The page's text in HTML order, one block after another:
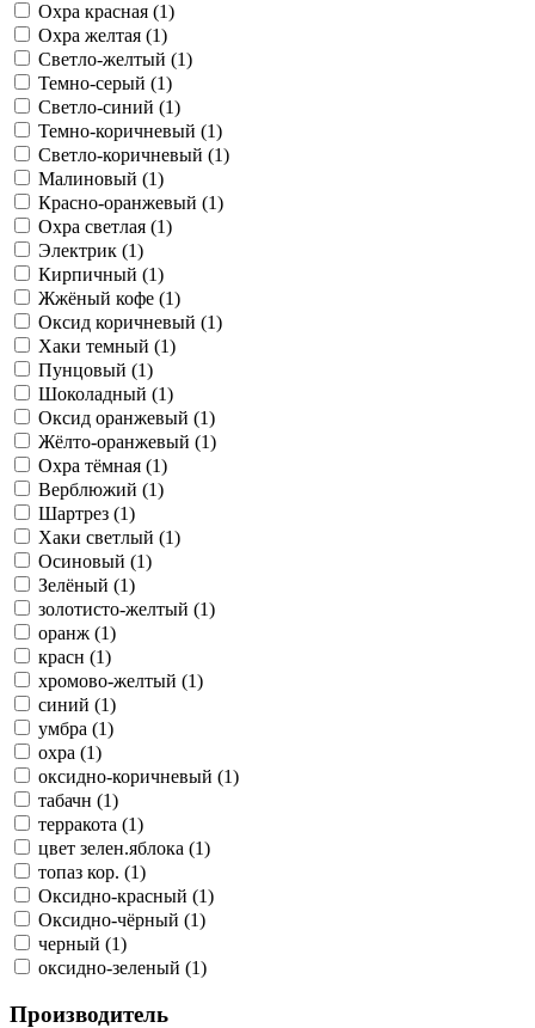
Охра красная (1)
Охра желтая (1)
Светло-желтый (1)
Темно-серый (1)
Светло-синий (1)
Темно-коричневый (1)
Светло-коричневый (1)
Малиновый (1)
Красно-оранжевый (1)
Охра светлая (1)
Электрик (1)
Кирпичный (1)
Жжёный кофе (1)
Оксид коричневый (1)
Хаки темный (1)
Пунцовый (1)
Шоколадный (1)
Оксид оранжевый (1)
Жёлто-оранжевый (1)
Охра тёмная (1)
Верблюжий (1)
Шартрез (1)
Хаки светлый (1)
Осиновый (1)
Зелёный (1)
золотисто-желтый (1)
оранж (1)
красн (1)
хромово-желтый (1)
синий (1)
умбра (1)
охра (1)
оксидно-коричневый (1)
табачн (1)
терракота (1)
цвет зелен.яблока (1)
топаз кор. (1)
Оксидно-красный (1)
Оксидно-чёрный (1)
черный (1)
оксидно-зеленый (1)
Производитель